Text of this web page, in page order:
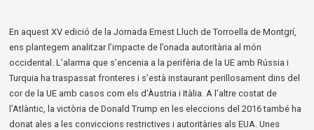
En aquest XV edició de la Jornada Ernest Lluch de Torroella de Montgrí,
ens plantegem analitzar l’impacte de l’onada autoritària al món
occidental. L’alarma que s’encenia a la perifèria de la UE amb Rússia i
Turquia ha traspassat fronteres i s’està instaurant perillosament dins del
cor de la UE amb casos com els d’Àustria i Itàlia. A l’altre costat de
l’Atlàntic, la victòria de Donald Trump en les eleccions del 2016 també ha
donat ales a les conviccions restrictives i autoritàries als EUA. Unes